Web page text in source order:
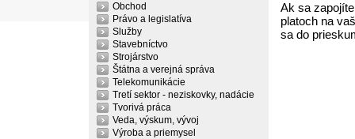
Obchod
Právo a legislatíva
Služby
Stavebníctvo
Strojárstvo
Štátna a verejná správa
Telekomunikácie
Tretí sektor - neziskovky, nadácie
Tvorivá práca
Veda, výskum, vývoj
Výroba a priemysel
Ak sa
platoch na
sa do